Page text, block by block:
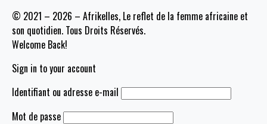
© 2021 – 2026 – Afrikelles, Le reflet de la femme africaine et
son quotidien. Tous Droits Réservés.
Welcome Back!
Sign in to your account
Identifiant ou adresse e-mail
Mot de passe